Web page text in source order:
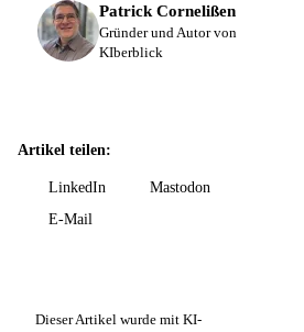
Patrick Cornelißen
Gründer und Autor von
KIberblick
Artikel teilen:
LinkedIn
Mastodon
E-Mail
Dieser Artikel wurde mit KI-